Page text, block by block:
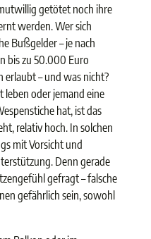
getötet noch ihre
werden. Wer sich
Bußgelder – je nach
bis zu 50.000 Euro
erlaubt – und was nicht?
leben oder jemand eine
hat, ist das
relativ hoch. In solchen
mit Vorsicht und
Denn gerade
gefragt – falsche
gefährlich sein, sowohl